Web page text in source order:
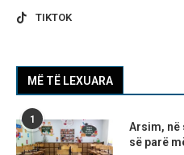
TIKTOK
MË TË LEXUARA
1
Arsim, në
së parë